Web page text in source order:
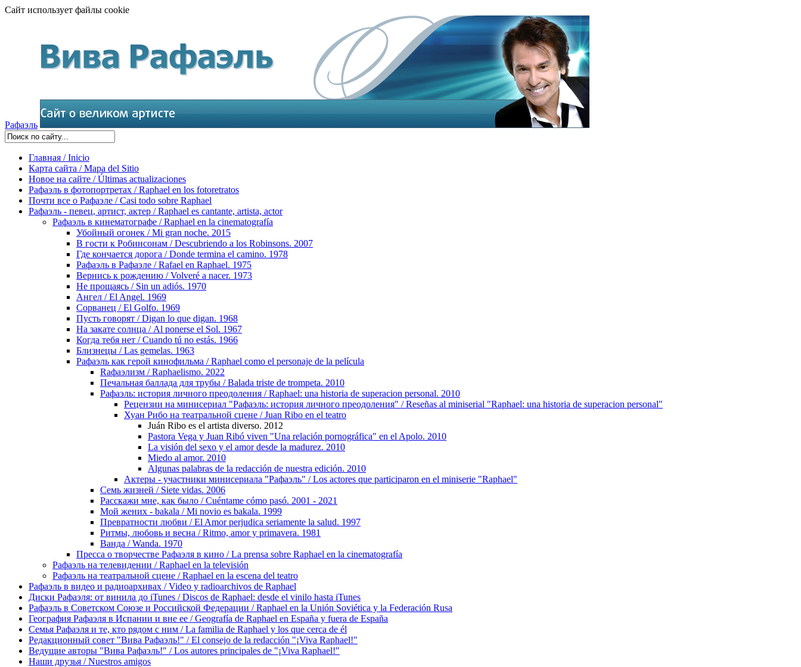
Сайт использует файлы cookie
Рафаэль
Главная / Inicio
Карта сайта / Mapa del Sitio
Новое на сайте / Últimas actualizaciones
Рафаэль в фотопортретах / Raphael en los fotoretratos
Почти все о Рафаэле / Casi todo sobre Raphael
Рафаэль - певец, артист, актер / Raphael es cantante, artista, actor
Рафаэль в кинематографе / Raphael en la cinematografía
Убойный огонек / Mi gran noche. 2015
В гости к Робинсонам / Descubriendo a los Robinsons. 2007
Где кончается дорога / Donde termina el camino. 1978
Рафаэль в Рафаэле / Rafael en Raphael. 1975
Вернись к рождению / Volveré a nacer. 1973
Не прощаясь / Sin un adiós. 1970
Ангел / El Angel. 1969
Сорванец / El Golfo. 1969
Пусть говорят / Digan lo que digan. 1968
На закате солнца / Al ponerse el Sol. 1967
Когда тебя нет / Cuando tú no estás. 1966
Близнецы / Las gemelas. 1963
Рафаэль как герой кинофильма / Raphael como el personaje de la película
Raфаэлизм / Raphaelismo. 2022
Печальная баллада для трубы / Balada triste de trompeta. 2010
Рафаэль: история личного преодоления / Raphael: una historia de superacion personal. 2010
Рецензии на минисериал "Рафаэль: история личного преодоления" / Reseñas al miniserial "Raphael: una historia de superacion personal"
Хуан Рибо на театральной сцене / Juan Ribo en el teatro
Juán Ribo es el artista diverso. 2012
Pastora Vega y Juan Ribó viven "Una relación pornográfica" en el Apolo. 2010
La visión del sexo y el amor desde la madurez. 2010
Miedo al amor. 2010
Algunas palabras de la redacción de nuestra edición. 2010
Актеры - участники минисериала "Рафаэль" / Los actores que participaron en el miniserie "Raphael"
Семь жизней / Siete vidas. 2006
Расскажи мне, как было / Cuéntame cómo pasó. 2001 - 2021
Мой жених - bakala / Mi novio es bakala. 1999
Превратности любви / El Amor perjudica seriamente la salud. 1997
Ритмы, любовь и весна / Ritmo, amor y primavera. 1981
Ванда / Wanda. 1970
Пресса о творчестве Рафаэля в кино / La prensa sobre Raphael en la cinematografía
Рафаэль на телевидении / Raphael en la televisión
Рафаэль на театральной сцене / Raphael en la escena del teatro
Рафаэль в видео и радиоархивах / Video y radioarchivos de Raphael
Диски Рафаэля: от винила до iTunes / Discos de Raphael: desde el vinilo hasta iTunes
Рафаэль в Советском Союзе и Российской Федерации / Raphael en la Unión Soviética y la Federación Rusa
География Рафаэля в Испании и вне ее / Geografía de Raphael en España y fuera de España
Семья Рафаэля и те, кто рядом с ним / La familia de Raphael y los que cerca de él
Редакционный совет "Вива Рафаэль!" / El consejo de la redacción "¡Viva Raphael!"
Ведущие авторы "Вива Рафаэль!" / Los autores principales de "¡Viva Raphael!"
Наши друзья / Nuestros amigos